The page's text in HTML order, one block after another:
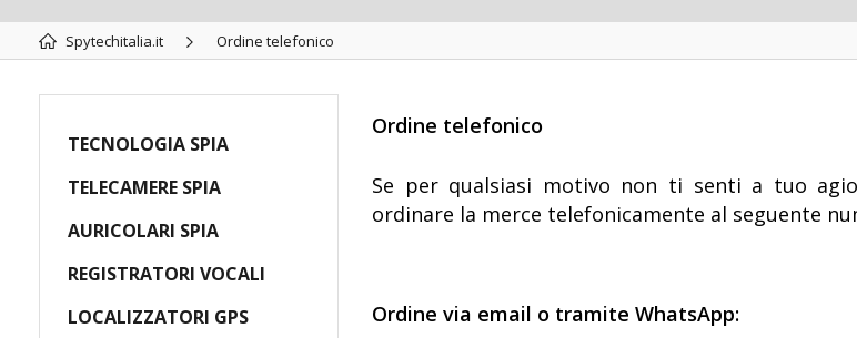
Spytechitalia.it Ordine telefonico
Ordine telefonico
Se per qualsiasi motivo non ti senti a tuo
ordinare la merce telefonicamente al seguente
Ordine via email o tramite WhatsApp:
TECNOLOGIA SPIA
TELECAMERE SPIA
AURICOLARI SPIA
REGISTRATORI VOCALI
LOCALIZZATORI GPS